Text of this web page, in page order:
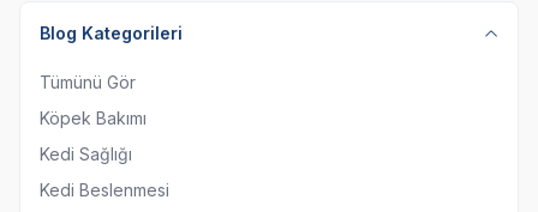
Blog Kategorileri
Tümünü Gör
Köpek Bakımı
Kedi Sağlığı
Kedi Beslenmesi